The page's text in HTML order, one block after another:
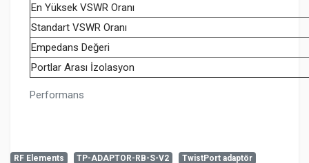
Performans
En Yüksek VSWR Oranı
Standart VSWR Oranı
Empedans Değeri
Portlar Arası İzolasyon
RF Elements TP-ADAPTOR-RB-S-V2
TwistPort adaptör